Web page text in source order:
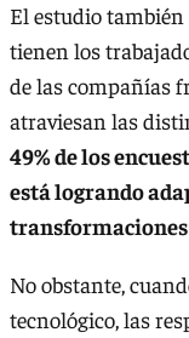
El estudio también
tienen los
de las compañías
atraviesan las
49% de los
está logrando
transformaciones
No obstante,
tecnológico, las